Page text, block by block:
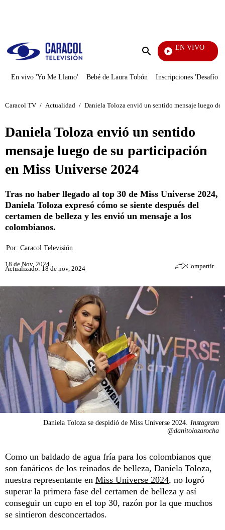
Enviar
EN VIVO
En vivo 'Yo Me Llamo' Bebé de Laura Tobón Inscripciones 'Desafío'
Caracol TV / Actualidad / Daniela Toloza envió un sentido mensaje luego
Daniela Toloza envió un sentido
mensaje luego de su participación
en Miss Universe 2024
Tras no haber llegado al top 30 de Miss Universe 2024,
Daniela Toloza expresó cómo se siente después del
certamen de belleza y les envió un mensaje a los
colombianos.
Por: Caracol Televisión
18 de Nov, 2024
Actualizado: 18 de nov, 2024 Compartir
Daniela Toloza se despidió de Miss Universe 2024.
Instagram
@danitolozarocha
Como un baldado de agua fría para los colombianos que
son fanáticos de los reinados de belleza, Daniela Toloza,
nuestra representante en Miss Universe 2024, no logró
superar la primera fase del certamen de belleza y así
conseguir un cupo en el top 30, razón por la que muchos
se sintieron desconcertados.